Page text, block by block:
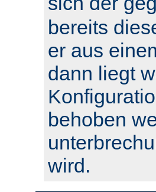
bereits
er aus
dann liegt
behoben
wird.